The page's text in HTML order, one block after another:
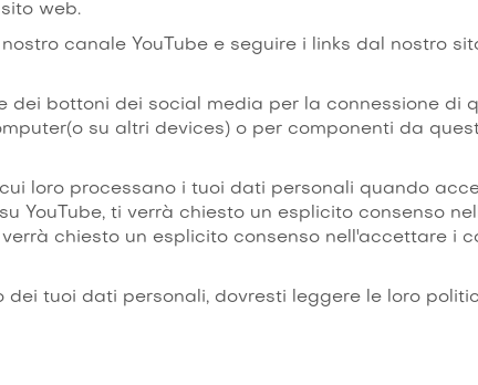
web.
canale YouTube e seguire i links dal nostro
dei bottoni dei social media per la connessione di
su altri devices) o per componenti da
loro processano i tuoi dati personali quando
YouTube, ti verrà chiesto un esplicito consenso
chiesto un esplicito consenso nell'accettare i
tuoi dati personali, dovresti leggere le loro